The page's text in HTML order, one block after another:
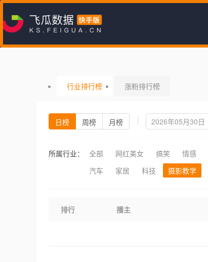
行业排行榜 涨粉排行榜
日榜 周榜 月榜
所属行业： 全部 网红美女 搞笑 情感
汽车
家居 科技 摄影教学
排行 播主